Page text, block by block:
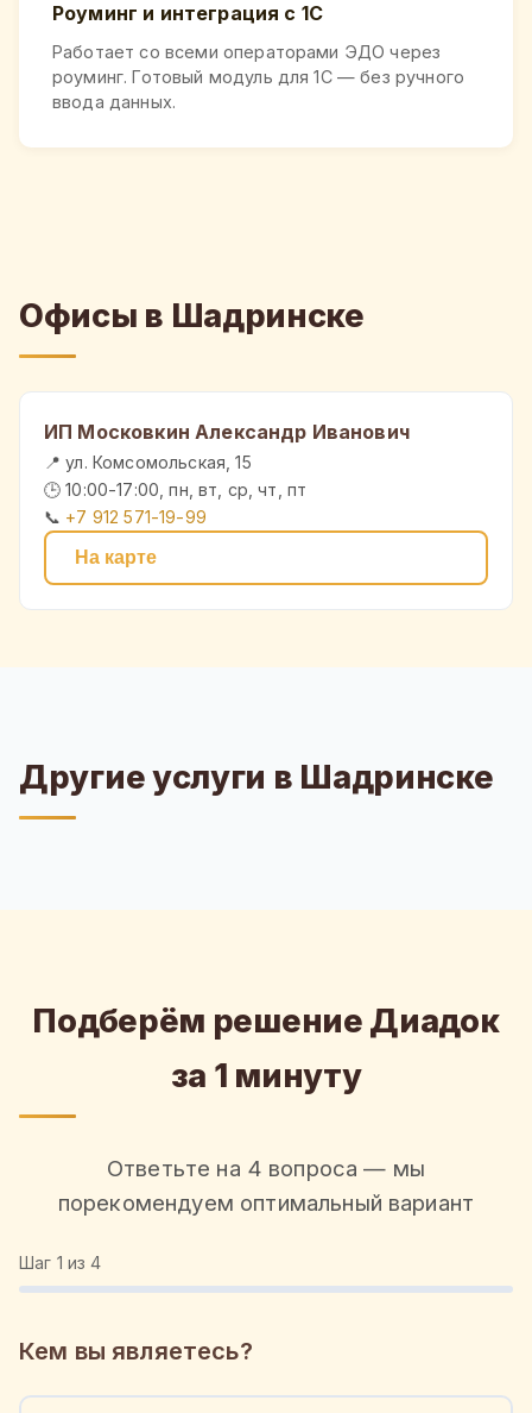
Роуминг и интеграция с 1С
Работает со всеми операторами ЭДО через
роуминг. Готовый модуль для 1С — без ручного
ввода данных.
Офисы в Шадринске
ИП Московкин Александр Иванович
📍 ул. Комсомольская, 15
🕒 10:00-17:00, пн, вт, ср, чт, пт
📞 +7 912 571-19-99
На карте
Другие услуги в Шадринске
Подберём решение Диадок
за 1 минуту
Ответьте на 4 вопроса — мы
порекомендуем оптимальный вариант
Шаг 1 из 4
Кем вы являетесь?